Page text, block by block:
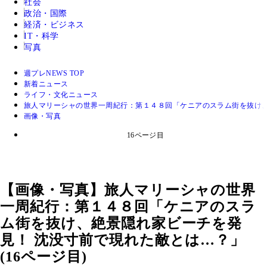
社会
政治・国際
経済・ビジネス
IT・科学
写真
週プレNEWS TOP
新着ニュース
ライフ・文化ニュース
旅人マリーシャの世界一周紀行：第１４８回「ケニアのスラム街を抜
画像・写真
16ページ目
【画像・写真】旅人マリーシャの世界
一周紀行：第１４８回「ケニアのスラ
ム街を抜け、絶景隠れ家ビーチを発
見！ 沈没寸前で現れた敵とは…？」
(16ページ目)